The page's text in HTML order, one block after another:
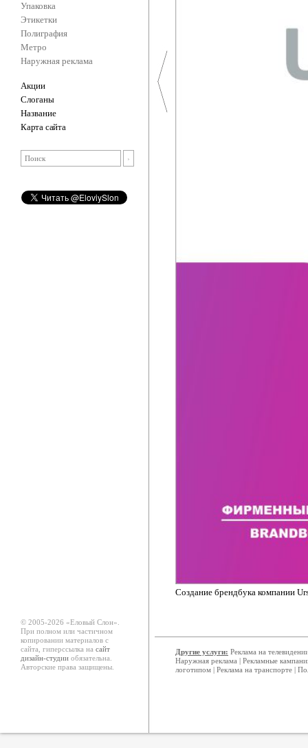
Упаковка
Этикетки
Полиграфия
Метро
Наружная реклама
Акции
Слоганы
Название
Карта сайта
Создание брендбука компании
© 2005-2026 «Еловый Cлон».
При полном или частичном
копировании материалов с
сайта, гиперссылка на сайт
дизайн-студии обязательна.
Авторские права защищены.
Другие услуги: Реклама на
Наружная реклама
Рекламные
логотипом
Реклама на транспорте